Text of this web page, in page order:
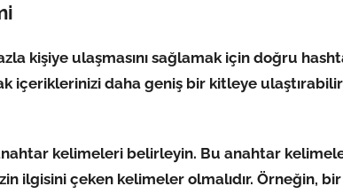
kişiye ulaşmasını sağlamak için doğru
daha geniş bir kitleye ulaştırabilir
kelimeleri belirleyin. Bu anahtar
ilgisini çeken kelimeler olmalıdır. Örneğin,